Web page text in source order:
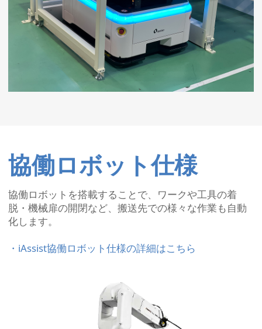
協働ロボット仕様
協働ロボットを搭載することで、ワークや工具の着
脱・機械扉の開閉など、搬送先での様々な作業も自動
化します。
・iAssist協働ロボット仕様の詳細はこちら